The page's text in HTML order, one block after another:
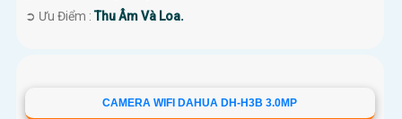
️➲ Ưu Điểm :Thu Âm Và Loa.
CAMERA WIFI DAHUA DH-H3B 3.0MP